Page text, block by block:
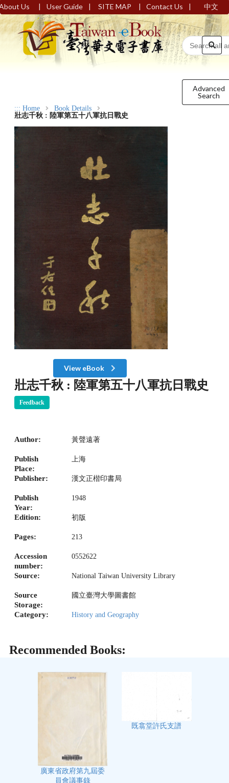
Us | User Guide | SITE MAP | Contact Us | 中文
Advanced
Search
::: Home
Book Details
壯志千秋 : 陸軍第五十八軍抗日戰史
View eBook
壯志千秋 : 陸軍第五十八軍抗日戰史
Feedback
Author: 黃聲遠著
Publish
Place:
上海
Publisher: 漢文正楷印書局
Publish
Year:
1948
Edition: 初版
Pages: 213
Accession
number:
0552622
Source: National Taiwan University Library
Source
Storage:
國立臺灣大學圖書館
Category: History and Geography
Recommended Books:
廣東省政府第九屆委
員會議事錄
既翕堂許氏支譜